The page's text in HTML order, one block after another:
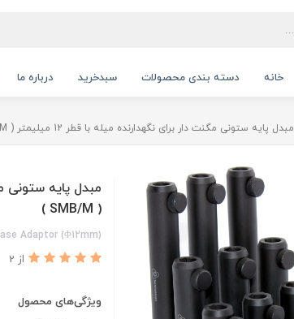
خانه دسته بندی محصولات سبدخرید درباره ما
مبدل پایه ستونی مگنت دار برای نگهدارنده میله با قطر 12 میلیمتر ( SMB/M )
( SMB/M )
Adaptor (Φ12mm)
از 2
ویژگی‌های محصول